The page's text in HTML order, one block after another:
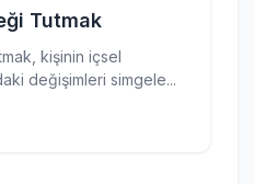
Tutmak
kişinin içsel
değişimleri simgele...